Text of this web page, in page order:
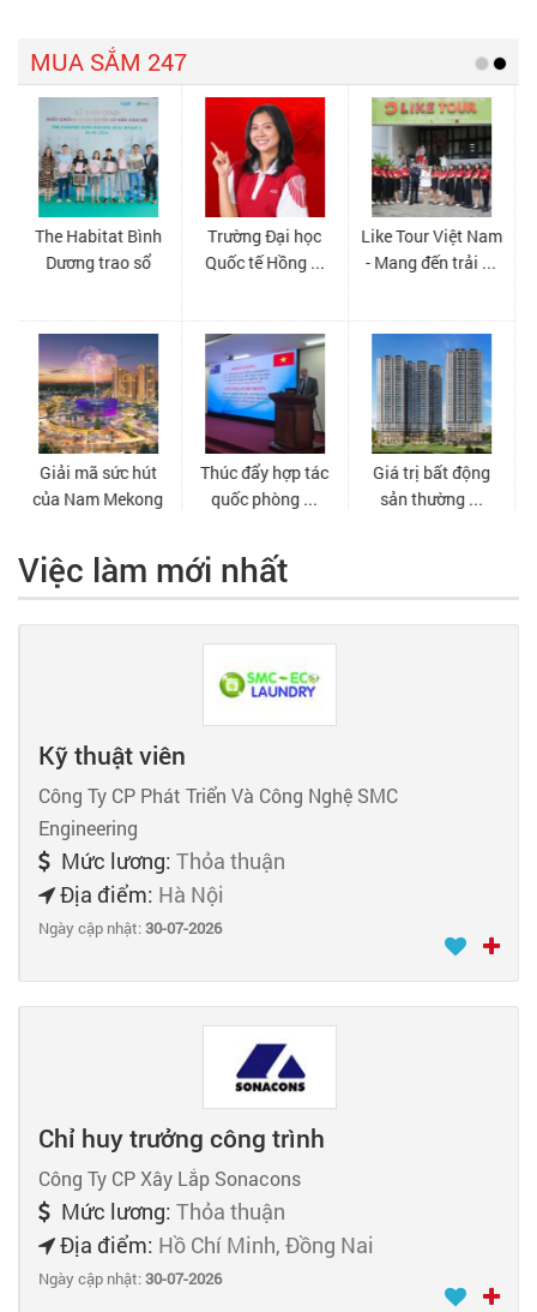
Việc làm mới nhất
Kỹ thuật viên
Công Ty CP Phát Triển Và Công Nghệ SMC
Engineering
Mức lương: Thỏa thuận
Địa điểm: Hà Nội
Ngày cập nhật:30-07-2026
Chỉ huy trưởng công trình
Công Ty CP Xây Lắp Sonacons
Mức lương: Thỏa thuận
Địa điểm: Hồ Chí Minh, Đồng Nai
Ngày cập nhật:30-07-2026